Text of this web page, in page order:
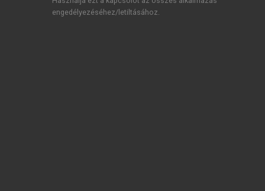
engedélyezéséhez/letiltásához.